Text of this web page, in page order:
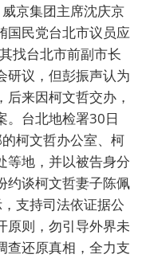
京集团主席沈庆京
国民党台北市议员应
找台北市前副市长
研议，但彭振声认为
来因柯文哲交办，
。台北地检署30日
柯文哲办公室、柯
等地，并以被告身分
约谈柯文哲妻子陈佩
支持司法依证据公
原则，勿引导外界未
查还原真相，全力支